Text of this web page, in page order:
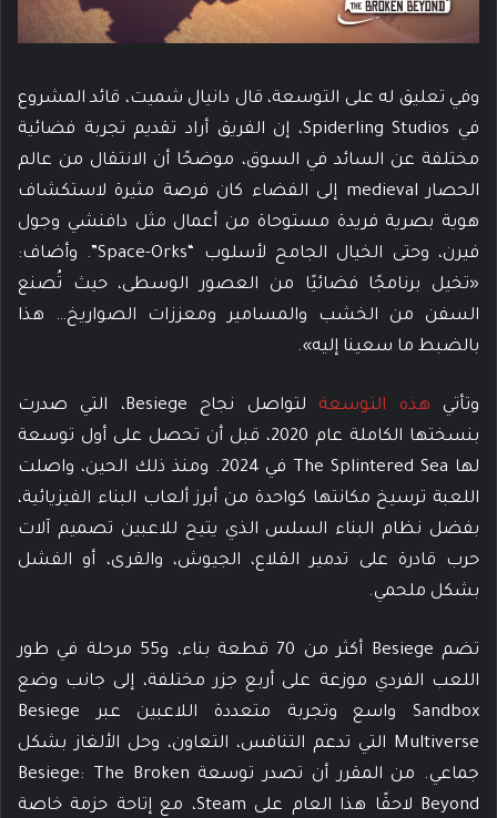
وفي تعليق له على التوسعة، قال دانيال شميت، قائد المشروع
في Spiderling Studios، إن الفريق أراد تقديم تجربة فضائية
مختلفة عن السائد في السوق، موضحًا أن الانتقال من عالم
الحصار medieval إلى الفضاء كان فرصة مثيرة لاستكشاف
هوية بصرية فريدة مستوحاة من أعمال مثل دافنشي وجول
فيرن، وحتى الخيال الجامح لأسلوب “Space-Orks”. وأضاف:
«تخيل برنامجًا فضائيًا من العصور الوسطى، حيث تُصنع
السفن من الخشب والمسامير ومعززات الصواريخ… هذا
بالضبط ما سعينا إليه».
وتأتي هذه التوسعة
لتواصل نجاح Besiege، التي صدرت
بنسختها الكاملة عام 2020، قبل أن تحصل على أول توسعة
لها The Splintered Sea في 2024. ومنذ ذلك الحين، واصلت
اللعبة ترسيخ مكانتها كواحدة من أبرز ألعاب البناء الفيزيائية،
بفضل نظام البناء السلس الذي يتيح للاعبين تصميم آلات
حرب قادرة على تدمير القلاع، الجيوش، والقرى، أو الفشل
بشكل ملحمي.
تضم Besiege أكثر من 70 قطعة بناء، و55 مرحلة في طور
اللعب الفردي موزعة على أربع جزر مختلفة، إلى جانب وضع
Sandbox واسع وتجربة متعددة اللاعبين عبر Besiege
Multiverse التي تدعم التنافس، التعاون، وحل الألغاز بشكل
جماعي. من المقرر أن تصدر توسعة Besiege: The Broken
Beyond لاحقًا هذا العام على Steam، مع إتاحة حزمة خاصة